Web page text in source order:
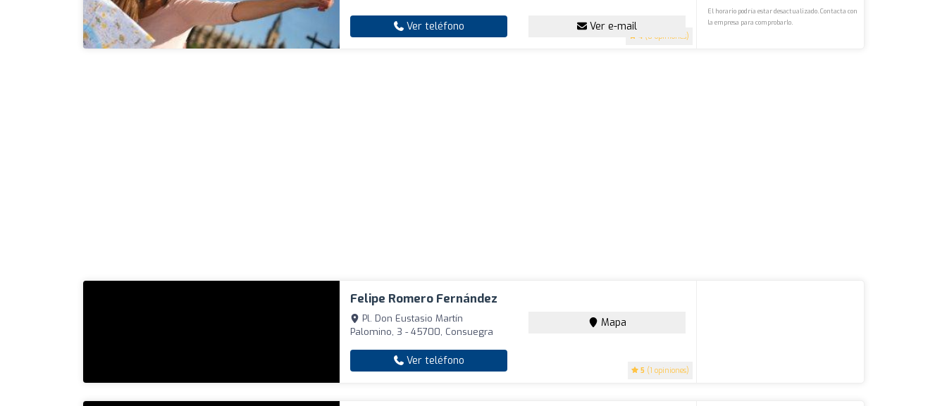
4 (8 opiniones)
Ver teléfono Ver e-mail
El horario podría estar desactualizado. Contacta con
la empresa para comprobarlo.
Felipe Romero Fernández
5 (1 opiniones)
Pl. Don Eustasio Martín
Palomino, 3 - 45700, Consuegra
Mapa
Ver teléfono